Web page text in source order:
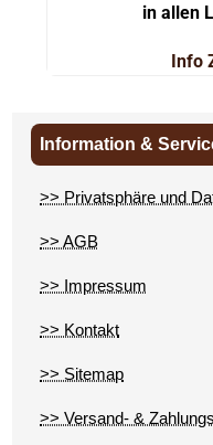
in allen
Info
Information &
>> Privatsphäre und
>> AGB
>> Impressum
>> Kontakt
>> Sitemap
>> Versand- &